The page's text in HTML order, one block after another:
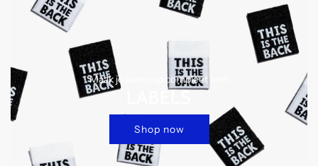
Maak je aankoop compleet met
LABELS
Shop now